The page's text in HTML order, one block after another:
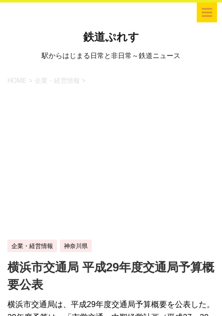
鉄道ぷれす
駅からはじまる日常と非日常～鉄道ニュース
HOME > 企業・経営情報 >
企業・経営情報 神奈川県
横浜市交通局 平成29年度交通局予算概
要公表
横浜市交通局は、平成29年度交通局予算概要を公表した。